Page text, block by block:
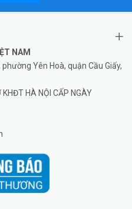
NAM
Yên Hoà, quận Cầu Giấy,
HÀ NỘI CẤP NGÀY